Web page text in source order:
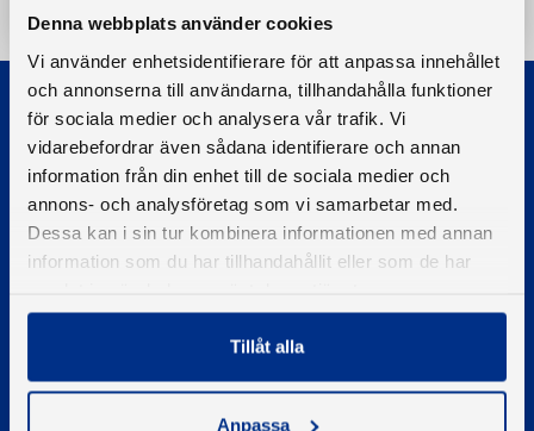
Denna webbplats använder cookies
Vi använder enhetsidentifierare för att anpassa innehållet
och annonserna till användarna, tillhandahålla funktioner
för sociala medier och analysera vår trafik. Vi
vidarebefordrar även sådana identifierare och annan
information från din enhet till de sociala medier och
annons- och analysföretag som vi samarbetar med.
Dessa kan i sin tur kombinera informationen med annan
information som du har tillhandahållit eller som de har
Tillåt alla
Anpassa
© 2026 - Svenska Båtunionen
Information om cookies
Telefon